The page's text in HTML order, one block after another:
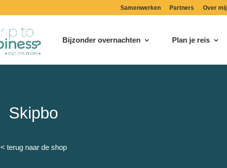
Samenwerken Partners Over mij
Bijzonder overnachten Plan je reis
Skipbo
< terug naar de shop